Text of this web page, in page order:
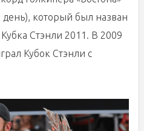
день), который был назван
Стэнли 2011. В 2009
Кубок Стэнли с